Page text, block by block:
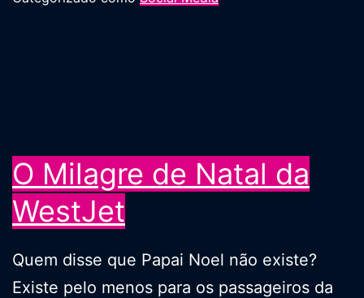
O Milagre de Natal da
WestJet
Quem disse que Papai Noel não existe?
Existe pelo menos para os passageiros da